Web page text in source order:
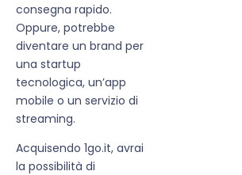
consegna rapido.
Oppure, potrebbe
diventare un brand per
una startup
tecnologica, un’app
mobile o un servizio di
streaming.
Acquisendo 1go.it, avrai
la possibilità di